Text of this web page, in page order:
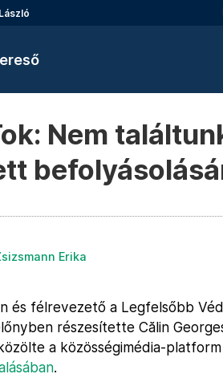
László
Nem
Erika
és félrevezető a Legfelsőbb
részesítette Călin
a közösségimédia-platform
.